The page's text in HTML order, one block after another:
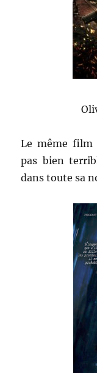
Le même film
pas bien
dans toute sa